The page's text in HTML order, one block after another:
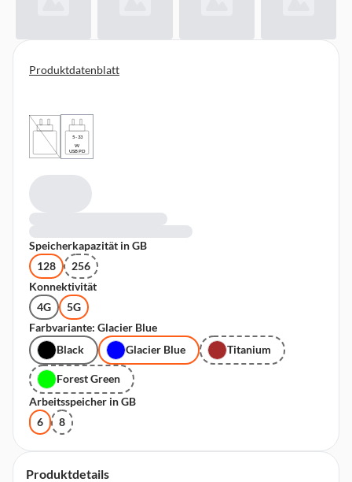
Produktdetails
Produktdatenblatt
5 - 33
W
USB PD
Speicherkapazität in GB
128
256
Konnektivität
4G
5G
Farbvariante: Glacier Blue
Black
Glacier Blue Titanium
Forest Green
Arbeitsspeicher in GB
6
8